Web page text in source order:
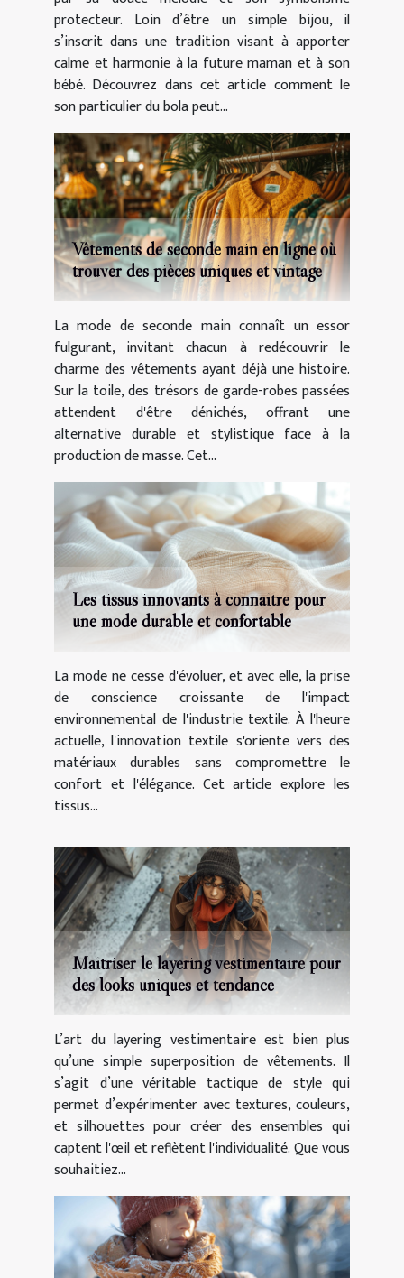
protecteur. Loin d’être un simple bijou, il
s’inscrit dans une tradition visant à apporter
calme et harmonie à la future maman et à son
bébé. Découvrez dans cet article comment le
son particulier du bola peut...
Vêtements de seconde main en ligne où
trouver des pièces uniques et vintage
La mode de seconde main connaît un essor
fulgurant, invitant chacun à redécouvrir le
charme des vêtements ayant déjà une histoire.
Sur la toile, des trésors de garde-robes passées
attendent d'être dénichés, offrant une
alternative durable et stylistique face à la
production de masse. Cet...
Les tissus innovants à connaître pour
une mode durable et confortable
La mode ne cesse d'évoluer, et avec elle, la prise
de conscience croissante de l'impact
environnemental de l'industrie textile. À l'heure
actuelle, l'innovation textile s'oriente vers des
matériaux durables sans compromettre le
confort et l'élégance. Cet article explore les
tissus...
Maîtriser le layering vestimentaire pour
des looks uniques et tendance
L’art du layering vestimentaire est bien plus
qu’une simple superposition de vêtements. Il
s’agit d’une véritable tactique de style qui
permet d’expérimenter avec textures, couleurs,
et silhouettes pour créer des ensembles qui
captent l'œil et reflètent l'individualité. Que vous
souhaitiez...